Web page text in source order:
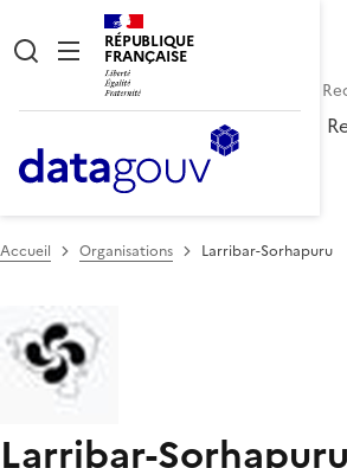
RÉPUBLIQUE
FRANÇAISE
Accueil Organisations Larribar-Sorhapuru
Larribar-Sorhapuru